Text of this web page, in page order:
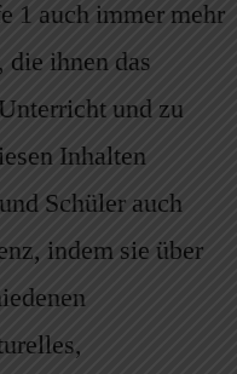
1 auch immer mehr
ihnen das
und zu
Inhalten
Schüler auch
indem sie über